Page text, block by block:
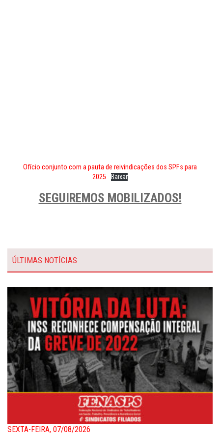
Ofício conjunto com a pauta de reivindicações dos SPFs para
2025
Baixar
SEGUIREMOS MOBILIZADOS!
ÚLTIMAS NOTÍCIAS
SEXTA-FEIRA, 07/08/2026